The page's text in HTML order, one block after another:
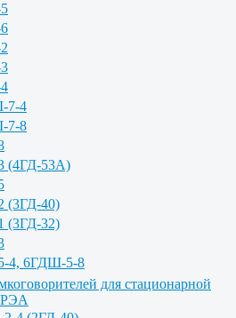
7-4
7-8
(4ГД-53А)
(3ГД-40)
(3ГД-32)
4, 6ГДШ-5-8
для стационарной